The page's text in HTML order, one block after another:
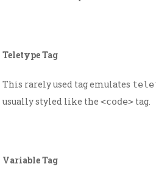
Teletype Tag
This rarely used tag emulates
usually styled like the<code> tag.
Variable Tag